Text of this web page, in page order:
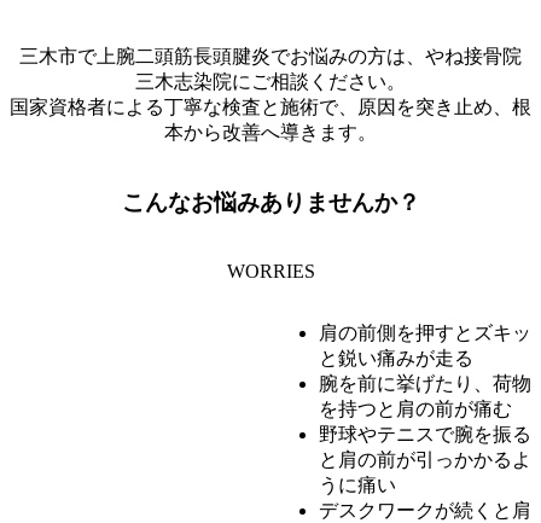
三木市で上腕二頭筋長頭腱炎でお悩みの方は、やね接骨院
三木志染院にご相談ください。
国家資格者による丁寧な検査と施術で、原因を突き止め、根
本から改善へ導きます。
こんなお悩みありませんか？
WORRIES
肩の前側を押すとズキッ
と鋭い痛みが走る
腕を前に挙げたり、荷物
を持つと肩の前が痛む
野球やテニスで腕を振る
と肩の前が引っかかるよ
うに痛い
デスクワークが続くと肩